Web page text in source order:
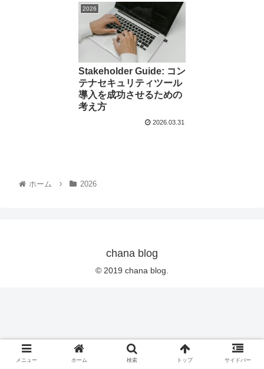
2026
Stakeholder Guide: コン
テナセキュリティツール
導入を成功させるための
考え方
2026.03.31
ホーム 2026
chana blog
© 2019 chana blog.
メニュー ホーム 検索 トップ サイドバー